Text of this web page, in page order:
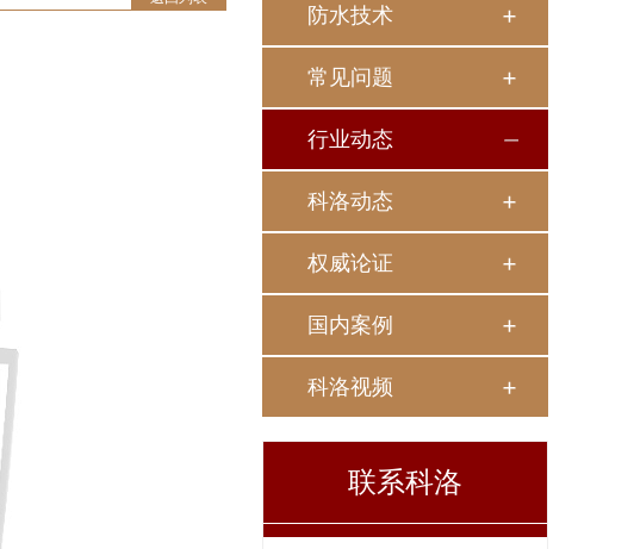
防水技术
常见问题
行业动态
科洛动态
权威论证
国内案例
科洛视频
联系科洛